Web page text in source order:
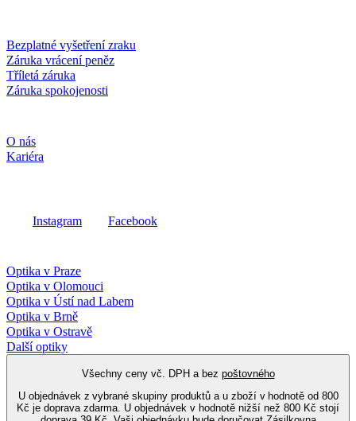
Bezplatné vyšetření zraku
Záruka vrácení peněz
Tříletá záruka
Záruka spokojenosti
O nás
Kariéra
Instagram Facebook
Optika v Praze
Optika v Olomouci
Optika v Ústí nad Labem
Optika v Brně
Optika v Ostravě
Další optiky
Všechny ceny vč. DPH a bez poštovného
U objednávek z vybrané skupiny produktů a u zboží v hodnotě od 800
Kč je doprava zdarma. U objednávek v hodnotě nižší než 800 Kč stojí